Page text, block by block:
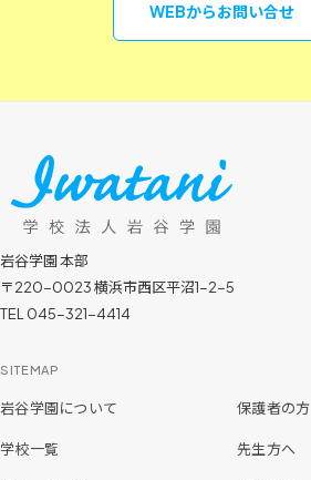
WEBからお問い合せ
岩谷学園 本部
〒220-0023 横浜市西区平沼1-2-5
TEL 045-321-4414
SITEMAP
岩谷学園について
学校一覧
保護者の方
先生方へ